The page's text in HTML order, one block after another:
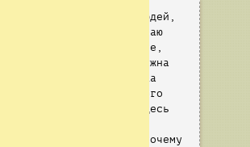
в этом месте много людей,
очень много, и я не знаю
ребят, но, как по мне,
нужна помощь! Нам нужна
У многих людей наверняка
же судьба, как у этого
И если мы и вправду здесь
это место безопасней? Почему